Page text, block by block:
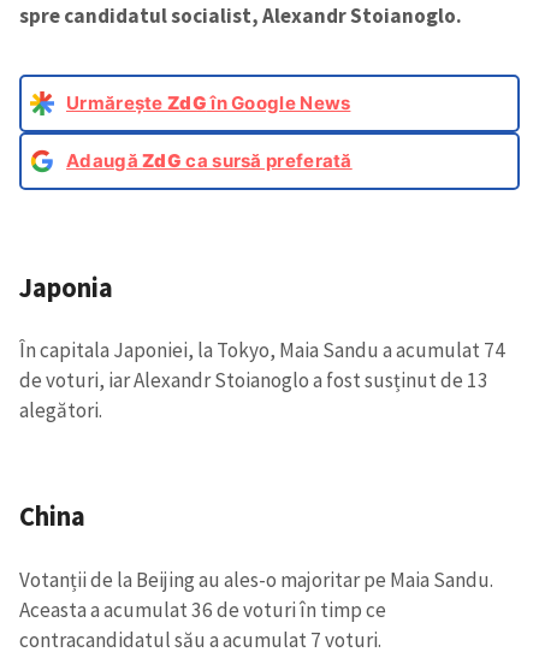
spre candidatul socialist, Alexandr Stoianoglo.
Urmărește ZdGîn Google News
AdaugăZdG ca sursă preferată
Japonia
În capitala Japoniei, la Tokyo, Maia Sandu a acumulat 74
de voturi, iar Alexandr Stoianoglo a fost susținut de 13
alegători.
China
Votanții de la Beijing au ales-o majoritar pe Maia Sandu.
Aceasta a acumulat 36 de voturi în timp ce
contracandidatul său a acumulat 7 voturi.